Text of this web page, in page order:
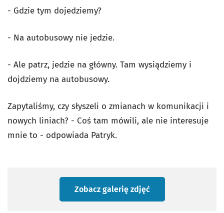
- Gdzie tym dojedziemy?
- Na autobusowy nie jedzie.
- Ale patrz, jedzie na główny. Tam wysiądziemy i
dojdziemy na autobusowy.
Zapytaliśmy, czy słyszeli o zmianach w komunikacji i
nowych liniach? - Coś tam mówili, ale nie interesuje
mnie to - odpowiada Patryk.
Zobacz galerię zdjęć